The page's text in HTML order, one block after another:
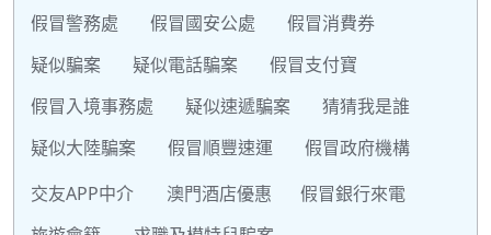
假冒警務處 假冒國安公處
假冒消費券
疑似騙案
疑似電話騙案
假冒支付寶
假冒入境事務處
疑似速遞騙案
猜猜我是誰
疑似大陸騙案
假冒順豐速運
假冒政府機構
交友APP中介
澳門酒店優惠
假冒銀行來電